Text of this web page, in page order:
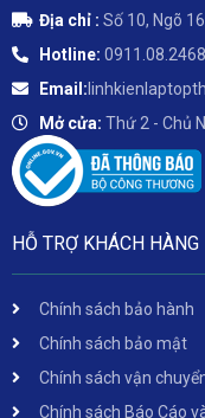
Địa chỉ : Số 10, Ngõ
Hotline:
Email:
Mở cửa: Thứ 2 - Chủ
HỖ TRỢ KHÁCH HÀNG
Chính sách bảo hành
Chính sách bảo mật
Chính sách vận
Chính sách Báo Cáo